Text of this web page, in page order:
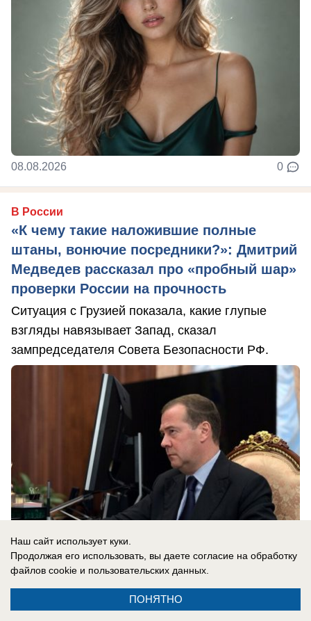
08.08.2026 0
В России
«К чему такие наложившие полные
штаны, вонючие посредники?»: Дмитрий
Медведев рассказал про «пробный шар»
проверки России на прочность
Ситуация с Грузией показала, какие глупые
взгляды навязывает Запад, сказал
зампредседателя Совета Безопасности РФ.
Наш сайт использует куки.
Продолжая его использовать, вы даете согласие на обработку
файлов cookie и пользовательских данных.
ПОНЯТНО